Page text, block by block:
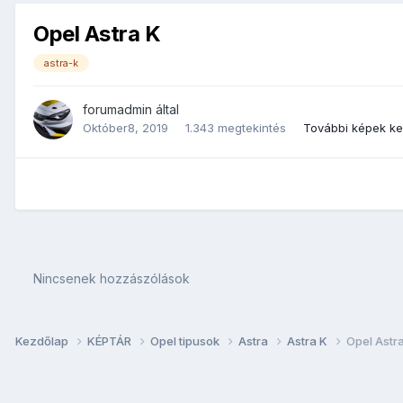
Opel Astra K
astra-k
forumadmin által
Október8, 2019 1.343 megtekintés További képek
Nincsenek hozzászólások
Kezdőlap KÉPTÁR Opel tipusok Astra Astra K Opel